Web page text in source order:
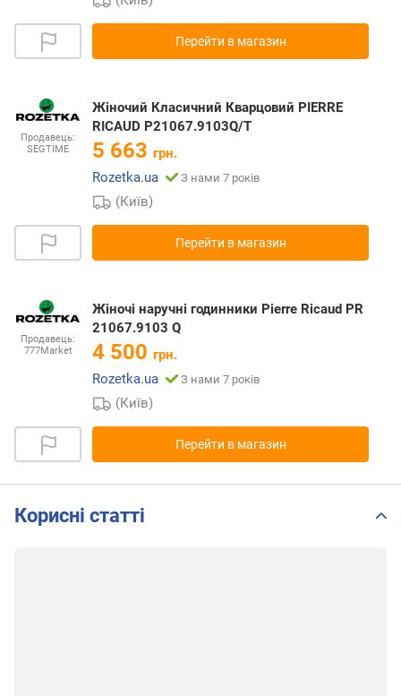
Перейти в магазин
Продавець:
SEGTIME
Жіночий Класичний Кварцовий PIERRE
RICAUD P21067.9103Q/T
5 663 грн.
Rozetka.ua
З нами 7 років
(Київ)
Перейти в магазин
Продавець:
777Market
Жіночі наручні годинники Pierre Ricaud PR
21067.9103 Q
4 500 грн.
Rozetka.ua
З нами 7 років
(Київ)
Перейти в магазин
Корисні статті